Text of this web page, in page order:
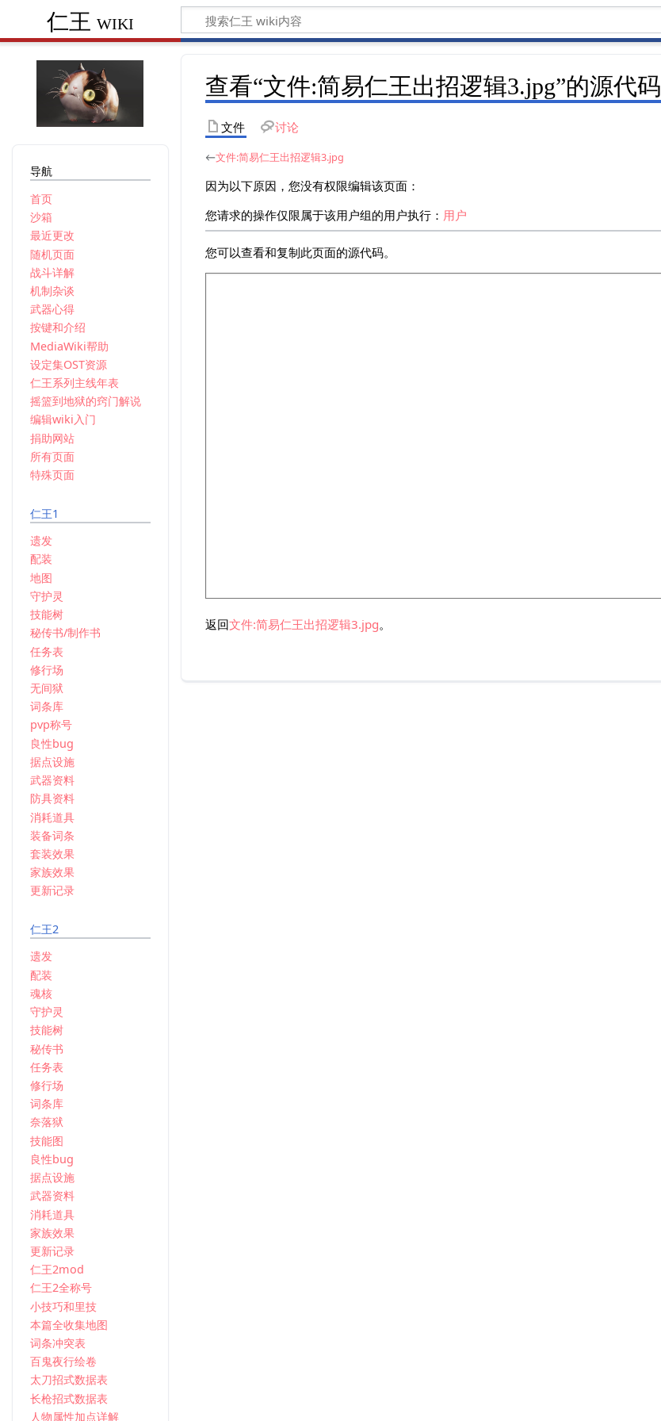
仁王 wiki
查看“︁文件:简易仁王出招逻辑3.jpg”︁的源代码
文件 讨论
←文件:简易仁王出招逻辑3.jpg
因为以下原因，您没有权限编辑该页面：
您请求的操作仅限属于该用户组的用户执行： 用户
您可以查看和复制此页面的源代码。
返回文件:简易仁王出招逻辑3.jpg。
导航
首页
沙箱
最近更改
随机页面
战斗详解
机制杂谈
武器心得
按键和介绍
MediaWiki帮助
设定集OST资源
仁王系列主线年表
摇篮到地狱的窍门解说
编辑wiki入门
捐助网站
所有页面
特殊页面
仁王1
遗发
配装
地图
守护灵
技能树
秘传书/制作书
任务表
修行场
无间狱
词条库
pvp称号
良性bug
据点设施
武器资料
防具资料
消耗道具
装备词条
套装效果
家族效果
更新记录
仁王2
遗发
配装
魂核
守护灵
技能树
秘传书
任务表
修行场
词条库
奈落狱
技能图
良性bug
据点设施
武器资料
消耗道具
家族效果
更新记录
仁王2mod
仁王2全称号
小技巧和里技
本篇全收集地图
词条冲突表
百鬼夜行绘卷
太刀招式数据表
长枪招式数据表
人物属性加点详解